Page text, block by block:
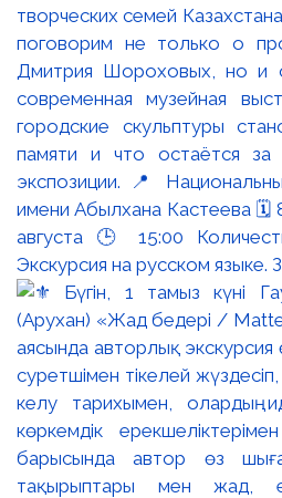
творческих семей
поговорим не только о
Дмитрия Шороховых, но и
современная музейная
городские скульптуры
памяти и что остаётся за
экспозиции. 📍
имени Абылхана Кастеева 🗓
августа 🕒 15:00
Экскурсия на русском языке.